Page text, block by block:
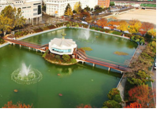
nhất ở khu vực Đông Nam Hàn
dụng của sinh viên.Xem thêm